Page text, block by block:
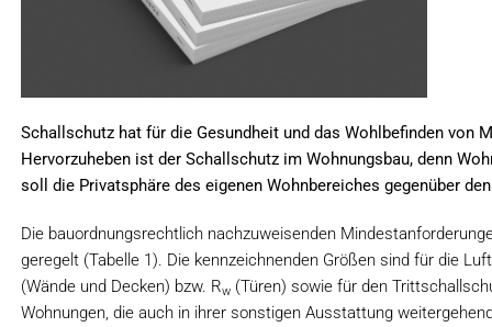
Schallschutz hat für die Gesundheit und das Wohlbefinden von
Hervorzuheben ist der Schallschutz im Wohnungsbau, denn
soll die Privatsphäre des eigenen Wohnbereiches gegenüber
Die bauordnungsrechtlich nachzuweisenden
geregelt (Tabelle 1). Die kennzeichnenden Größen sind für die
(Wände und Decken) bzw. Rw(Türen) sowie für den
Wohnungen, die auch in ihrer sonstigen Ausstattung